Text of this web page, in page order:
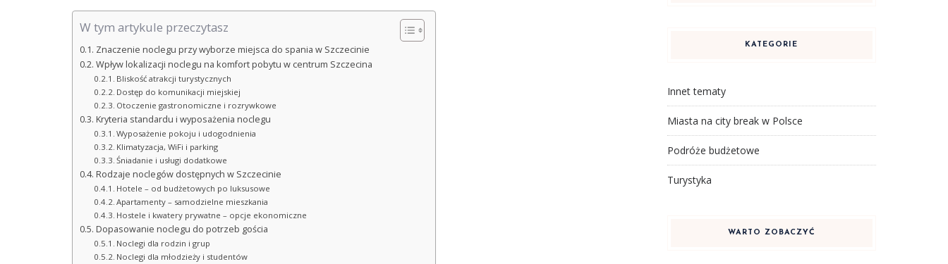
W tym artykule przeczytasz
Znaczenie noclegu przy wyborze miejsca do spania w Szczecinie
Wpływ lokalizacji noclegu na komfort pobytu w centrum Szczecina
Bliskość atrakcji turystycznych
Dostęp do komunikacji miejskiej
Otoczenie gastronomiczne i rozrywkowe
Kryteria standardu i wyposażenia noclegu
Wyposażenie pokoju i udogodnienia
Klimatyzacja, WiFi i parking
Śniadanie i usługi dodatkowe
Rodzaje noclegów dostępnych w Szczecinie
Hotele – od budżetowych po luksusowe
Apartamenty – samodzielne mieszkania
Hostele i kwatery prywatne – opcje ekonomiczne
Dopasowanie noclegu do potrzeb gościa
Noclegi dla rodzin i grup
Noclegi dla młodzieży i studentów
KATEGORIE
Innet tematy
Miasta na city break w Polsce
Podróże budżetowe
Turystyka
WARTO ZOBACZYĆ